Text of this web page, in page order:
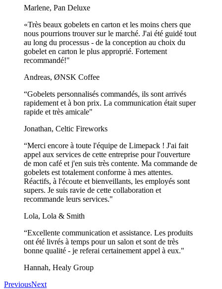
Marlene, Pan Deluxe
«Très beaux gobelets en carton et les moins chers que
nous pourrions trouver sur le marché. J'ai été guidé tout
au long du processus - de la conception au choix du
gobelet en carton le plus approprié. Fortement
recommandé!"
Andreas, ØNSK Coffee
“Gobelets personnalisés commandés, ils sont arrivés
rapidement et à bon prix. La communication était super
rapide et très amicale"
Jonathan, Celtic Fireworks
“Merci encore à toute l'équipe de Limepack ! J'ai fait
appel aux services de cette entreprise pour l'ouverture
de mon café et j'en suis très contente. Ma commande de
gobelets est totalement conforme à mes attentes.
Réactifs, à l'écoute et bienveillants, les employés sont
supers. Je suis ravie de cette collaboration et
recommande leurs services."
Lola, Lola & Smith
“Excellente communication et assistance. Les produits
ont été livrés à temps pour un salon et sont de très
bonne qualité - je referai certainement appel à eux."
Hannah, Healy Group
PreviousNext